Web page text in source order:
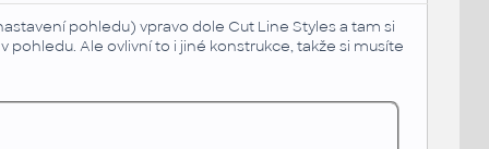
pohledu) vpravo dole Cut Line Styles a tam si
pohledu. Ale ovlivní to i jiné konstrukce, takže si musíte